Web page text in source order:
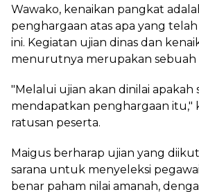
Wawako, kenaikan pangkat
penghargaan atas apa yang
ini. Kegiatan ujian dinas dan
menurutnya merupakan sebuah
"Melalui ujian akan dinilai apakah
mendapatkan penghargaan itu,"
ratusan peserta.
Maigus berharap ujian yang
sarana untuk menyeleksi
benar paham nilai amanah,